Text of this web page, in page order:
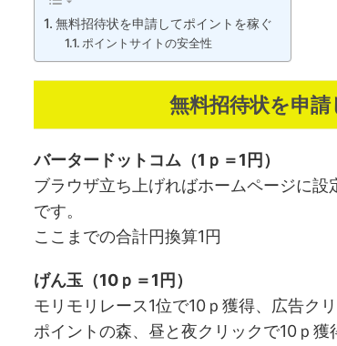
無料招待状を申請してポイントを稼ぐ
ポイントサイトの安全性
無料招待状を申
バータードットコム（1ｐ＝1円）
ブラウザ立ち上げればホームページに
です。
ここまでの合計円換算1円
げん玉（10ｐ＝1円）
モリモリレース1位で10ｐ獲得、広告ク
ポイントの森、昼と夜クリックで10ｐ獲